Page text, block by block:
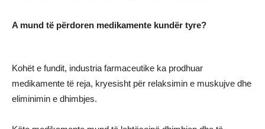
A mund të përdoren medikamente kundër tyre?
Kohët e fundit, industria farmaceutike ka prodhuar
medikamente të reja, kryesisht për relaksimin e muskujve dhe
eliminimin e dhimbjes.